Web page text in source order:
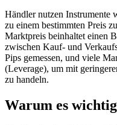
Händler nutzen Instrumente
zu einem bestimmten Preis
Marktpreis beinhaltet einen
zwischen Kauf- und
Pips gemessen, und viele
(Leverage), um mit
zu handeln.
Warum es